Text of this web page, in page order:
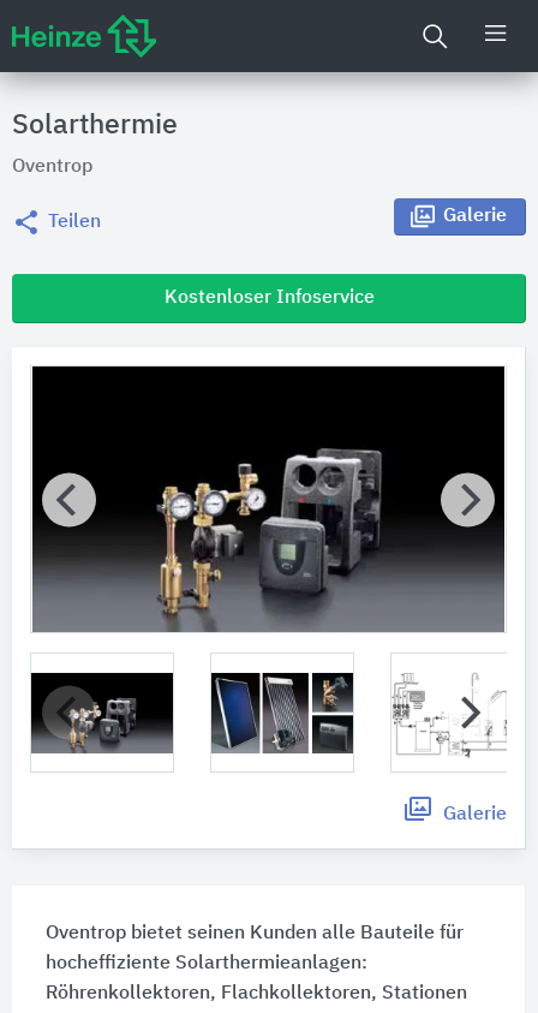
Solarthermie
Oventrop
Teilen Galerie
Kostenloser Infoservice
Galerie
Oventrop bietet seinen Kunden alle Bauteile für
hocheffiziente Solarthermieanlagen:
Röhrenkollektoren, Flachkollektoren, Stationen